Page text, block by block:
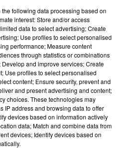
photo ❤️ . . .
#france #instafood
#instagood #foodbeast #foodporn
The Grilled Cheese Factory (@tgcfactory) le
the following data processing based on
interest: Store and/or access
data to select advertising; Create
Use profiles to select personalised
performance; Measure content
through statistics or combinations
and improve services; Create
Use profiles to select personalised
content; Ensure security, prevent and
and present advertising and content;
choices. These technologies may
IP address and browsing data to offer
devices based on information actively
data; Match and combine data from
devices; Identify devices based on